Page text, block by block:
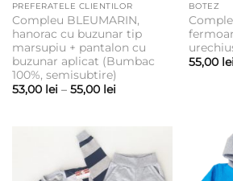
PREFERATELE CLIENTILOR
Compleu BLEUMARIN,
hanorac cu buzunar tip
marsupiu + pantalon cu
buzunar aplicat (Bumbac
100%, semisubtire)
53,00 lei – 55,00 leiInterval
55,00 lei
BOTEZ
55,00 lei